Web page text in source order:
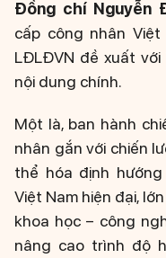
Đồng chí Nguyễn
cấp công nhân Việt
LĐLĐVN đề xuất
nội dung chính.
Một là, ban hành
nhân gắn với chiến
thể hóa định
Việt Nam hiện đại,
khoa học – công
nâng cao trình độ